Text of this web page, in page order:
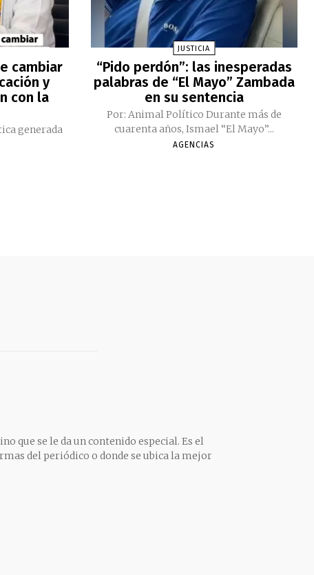
cambiar
y
con la
generada
JUSTICIA
“Pido perdón”: las inesperadas
palabras de “El Mayo” Zambada
en su sentencia
Por: Animal Político Durante más de
cuarenta años, Ismael “El Mayo”...
AGENCIAS
que se le da un contenido especial. Es el
del periódico o donde se ubica la mejor